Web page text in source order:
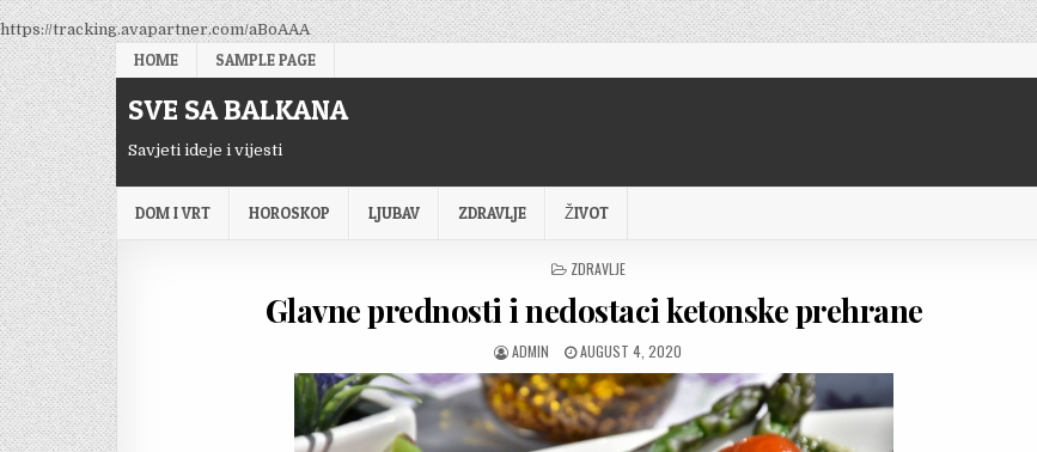
https://tracking.avapartner.com/aBoAAASkip
to
content
HOME SAMPLE PAGE
SVE SA BALKANA
Savjeti ideje i vijesti
DOM I VRT HOROSKOP LJUBAV ZDRAVLJE ŽIVOT
POSTED
ZDRAVLJE
Glavne prednosti i nedostaci ketonske prehrane
AUTHOR:
ADMIN
PUBLISHED
DATE:
AUGUST 4, 2020